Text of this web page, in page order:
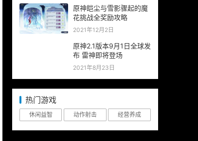
原神皑尘与雪影骤起的魔
花挑战全奖励攻略
2021年12月2日
原神2.1版本9月1日全球发
布 雷神即将登场
2021年8月23日
热门游戏
休闲益智 动作射击 经营养成